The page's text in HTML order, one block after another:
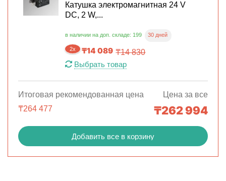
Катушка электромагнитная 24 V
DC, 2 W,...
в наличии на доп. складе: 199 30 дней
2x ₸14 089 ₸14 830
Выбрать товар
Итоговая рекомендованная цена
₸264 477
Цена за все
₸262 994
Добавить все в корзину